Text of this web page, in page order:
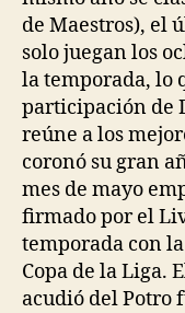
de Maestros), el
solo juegan los
la temporada, lo
participación de
reúne a los
coronó su gran
mes de mayo
firmado por el
temporada con
Copa de la Liga.
acudió del Potro